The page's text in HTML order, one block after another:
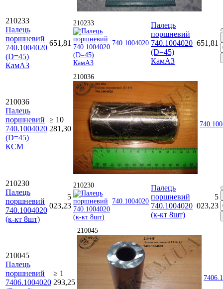
210233
Палець
поршневий
740.1004020
(D=45)
КамАЗ
651,81
210233
740.1004020
Палець
поршневий
740.1004020
(D=45)
КамАЗ
651,81
210036
Палець
поршневий
740.1004020
(D=45)
КСМ
≥ 10
281,30
210036
210230
Палець
поршневий
740.1004020
(к-кт 8шт)
5
023,23
210230
740.1004020
Палець
поршневий
740.1004020
(к-кт 8шт)
5
023,23
210045
Палець
поршневий
7406.1004020
≥ 1
293,25
210045